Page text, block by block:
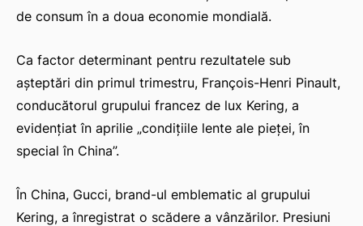
de consum în a doua economie mondială.
Ca factor determinant pentru rezultatele sub
așteptări din primul trimestru, François-Henri Pinault,
conducătorul grupului francez de lux Kering, a
evidențiat în aprilie „condițiile lente ale pieței, în
special în China”.
În China, Gucci, brand-ul emblematic al grupului
Kering, a înregistrat o scădere a vânzărilor. Presiuni